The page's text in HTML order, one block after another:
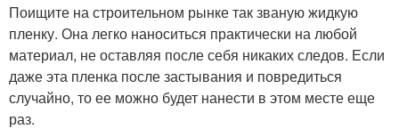
Поищите на строительном рынке так званую жидкую
пленку. Она легко наноситься практически на любой
материал, не оставляя после себя никаких следов. Если
даже эта пленка после застывания и повредиться
случайно, то ее можно будет нанести в этом месте еще
раз.